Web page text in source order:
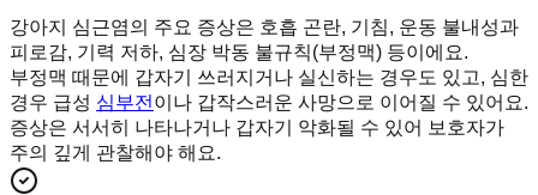
강아지 심근염의 주요 증상은 호흡 곤란, 기침, 운동 불내성과
피로감, 기력 저하, 심장 박동 불규칙(부정맥) 등이에요.
부정맥 때문에 갑자기 쓰러지거나 실신하는 경우도 있고, 심한
경우 급성 심부전 이나 갑작스러운 사망으로 이어질 수 있어요.
증상은 서서히 나타나거나 갑자기 악화될 수 있어 보호자가
주의 깊게 관찰해야 해요.